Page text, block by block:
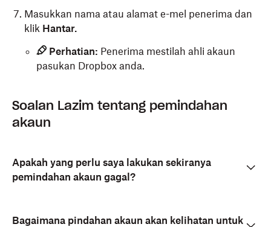
Masukkan nama atau alamat e-mel penerima dan
klik Hantar.
Perhatian: Penerima mestilah ahli akaun
pasukan Dropbox anda.
Soalan Lazim tentang pemindahan
akaun
Apakah yang perlu saya lakukan sekiranya
pemindahan akaun gagal?
Bagaimana pindahan akaun akan kelihatan untuk